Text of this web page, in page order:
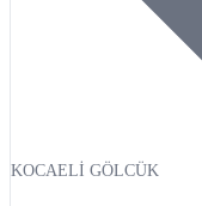
KOCAELİ GÖLCÜK